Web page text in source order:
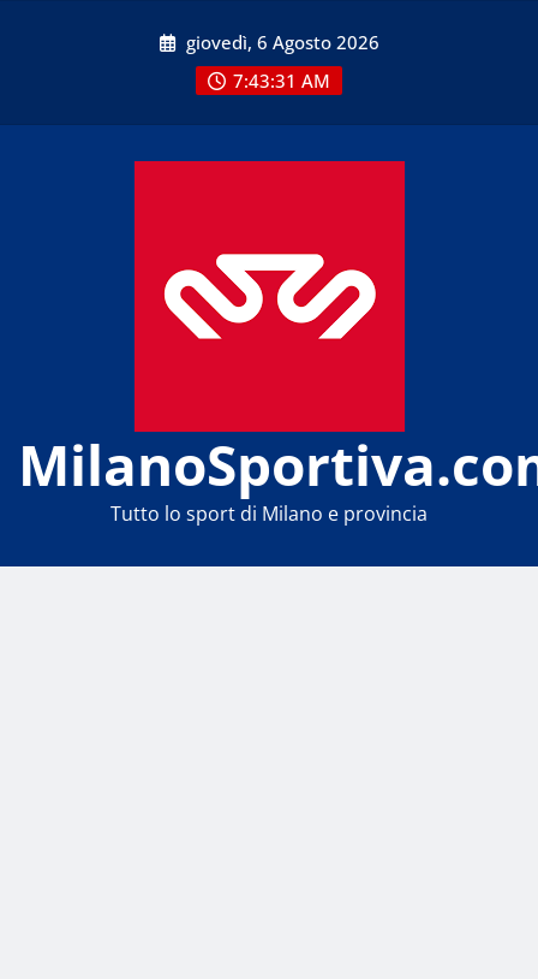
giovedì, 6 Agosto 2026
7:43:32 AM
Tutto lo sport di Milano e provincia